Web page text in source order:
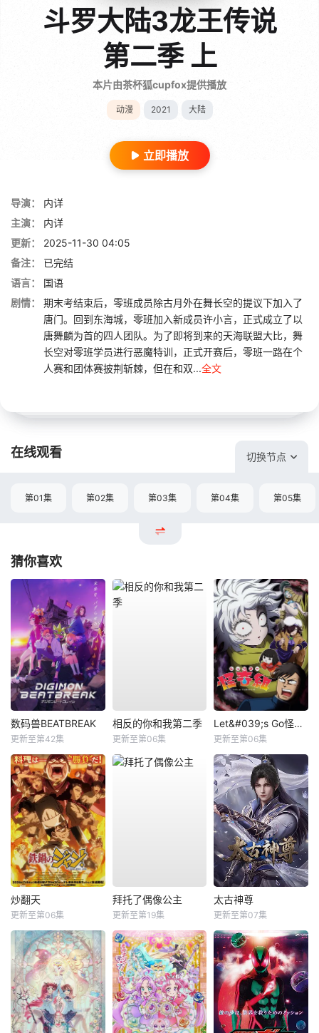
斗罗大陆3龙王传说
第二季 上
本片由茶杯狐cupfox提供播放
动漫 2021 大陆
立即播放
导演：
内详
主演：
内详
更新：
2025-11-30 04:05
备注：
已完结
语言：
国语
剧情：
期末考结束后，零班成员除古月外在舞长空的提议下加入了
唐门。回到东海城，零班加入新成员许小言，正式成立了以
唐舞麟为首的四人团队。为了即将到来的天海联盟大比，舞
长空对零班学员进行恶魔特训，正式开赛后，零班一路在个
人赛和团体赛披荆斩棘，但在和双...全文
在线观看 切换节点
第01集 第02集 第03集 第04集 第05集
猜你喜欢
数码兽BEATBREAK
更新至第42集
相反的你和我第二季
更新至第06集
Let&#039;s Go怪奇组
更新至第06集
炒翻天
更新至第06集
拜托了偶像公主
更新至第19集
太古神尊
更新至第07集